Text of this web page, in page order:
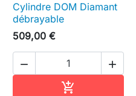
Cylindre DOM Diamant
débrayable
509,00 €
 
